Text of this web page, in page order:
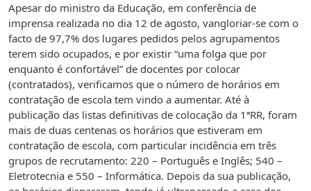
Apesar do ministro da Educação, em conferência de
imprensa realizada no dia 12 de agosto, vangloriar-se com o
facto de 97,7% dos lugares pedidos pelos agrupamentos
terem sido ocupados, e por existir “uma folga que por
enquanto é confortável” de docentes por colocar
(contratados), verificamos que o número de horários em
contratação de escola tem vindo a aumentar. Até à
publicação das listas definitivas de colocação da 1ªRR, foram
mais de duas centenas os horários que estiveram em
contratação de escola, com particular incidência em três
grupos de recrutamento: 220 – Português e Inglês; 540 –
Eletrotecnia e 550 – Informática. Depois da sua publicação,